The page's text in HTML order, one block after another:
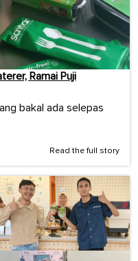
Ramai Puji
bakal ada selepas
Read the full story